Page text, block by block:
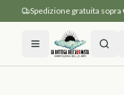
Spedizione gratuita sopra